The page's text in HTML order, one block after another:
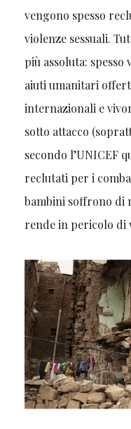
vengono spesso
violenze sessuali.
più assoluta: spesso
aiuti umanitari
internazionali e
sotto attacco
secondo l’UNICEF
reclutati per i
bambini soffrono di
rende in pericolo di